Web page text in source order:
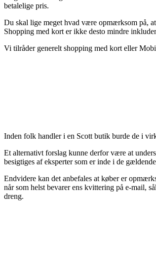
betalelige pris.
Du skal lige meget hvad være opmærksom på,
Shopping med kort er ikke desto mindre
Vi tilråder generelt shopping med kort eller
Inden folk handler i en Scott butik burde de i
Et alternativt forslag kunne derfor være at
besigtiges af eksperter som er inde i de
Endvidere kan det anbefales at køber er
når som helst bevarer ens kvittering på e-mail,
dreng.